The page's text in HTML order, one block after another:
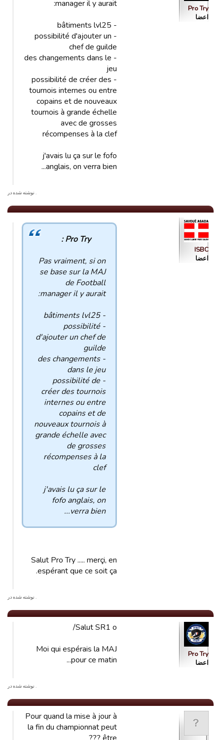
Pro Try
اعضا
manager il y aurait:
- bâtiments lvl25
- possibilité d'ajouter un
chef de guilde
- des changements dans le
jeu
- possibilité de créer des
tournois internes ou entre
copains et de nouveaux
tournois à grande échelle
avec de grosses
récompenses à la clef
j'avais lu ça sur le fofo
anglais, on verra bien...
. نوشته شده در
ISBC
اعضا
Pro Try :
Pas vraiment, si on
se base sur la MAJ
de Football
manager il y aurait:
- bâtiments lvl25
- possibilité
d'ajouter un chef de
guilde
- des changements
dans le jeu
- possibilité de
créer des tournois
internes ou entre
copains et de
nouveaux tournois à
grande échelle avec
de grosses
récompenses à la
clef
j'avais lu ça sur le
fofo anglais, on
verra bien...
Salut Pro Try ..... merçi, en
espérant que ce soit ça.
. نوشته شده در
Pro Try
اعضا
Salut SR1 o/
Moi qui espérais la MAJ
pour ce matin...
. نوشته شده در
Pour quand la mise à jour à
la fin du championnat peut